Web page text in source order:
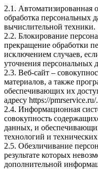
2.1. Автоматизированная
обработка персональных
вычислительной техники.
2.2. Блокирование
прекращение обработки
исключением случаев,
уточнения персональных
2.3. Веб-сайт –
материалов, а также
обеспечивающих их
адресу https://pmrservice.ru/.
2.4. Информационная
совокупность
данных, и
технологий и технических
2.5. Обезличивание
результате которых
дополнительной